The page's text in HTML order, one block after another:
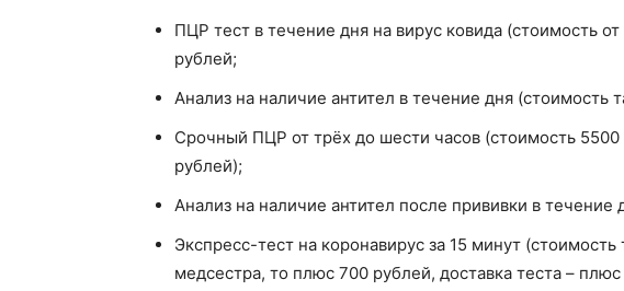
ПЦР тест в течение дня на вирус ковида (стоимость
рублей;
Анализ на наличие антител в течение дня (стоимость
Срочный ПЦР от трёх до шести часов (стоимость
рублей);
Анализ на наличие антител после прививки в течение
Экспресс-тест на коронавирус за 15 минут
медсестра, то плюс 700 рублей, доставка теста –